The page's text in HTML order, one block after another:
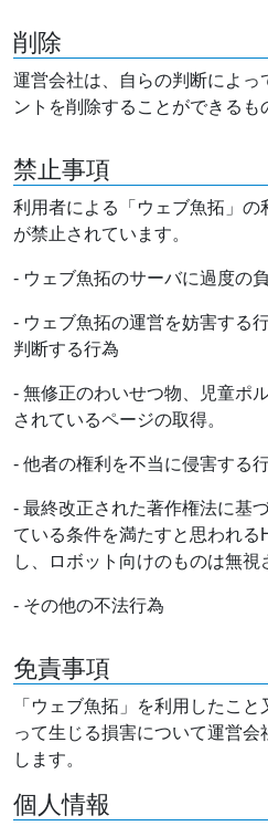
削除
運営会社は、自らの判断によっ
ントを削除することができるも
禁止事項
利用者による「ウェブ魚拓」の
が禁止されています。
- ウェブ魚拓のサーバに過度の
- ウェブ魚拓の運営を妨害する
判断する行為
- 無修正のわいせつ物、児童ポ
されているページの取得。
- 他者の権利を不当に侵害する
- 最終改正された著作権法に基
ている条件を満たすと思われ
し、ロボット向けのものは無視
- その他の不法行為
免責事項
「ウェブ魚拓」を利用したこ
って生じる損害について運営会
します。
個人情報